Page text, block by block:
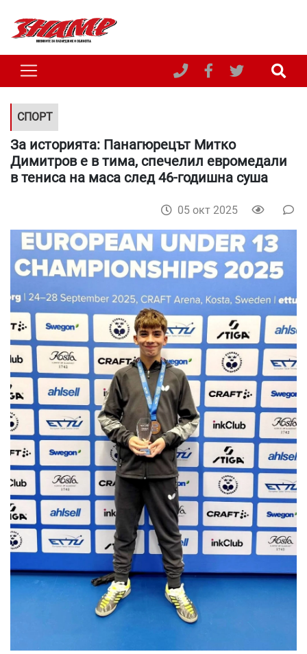
СПОРТ
За историята: Панагюрецът Митко
Димитров е в тима, спечелил евромедали
в тениса на маса след 46-годишна суша
05 окт 2025